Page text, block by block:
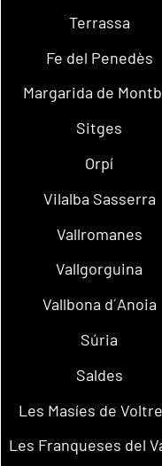
Terrassa
Fe del Penedès
Margarida de
Sitges
Orpí
Vilalba Sasserra
Vallromanes
Vallgorguina
Vallbona d´Anoia
Súria
Saldes
Les Masíes de
Les Franqueses del